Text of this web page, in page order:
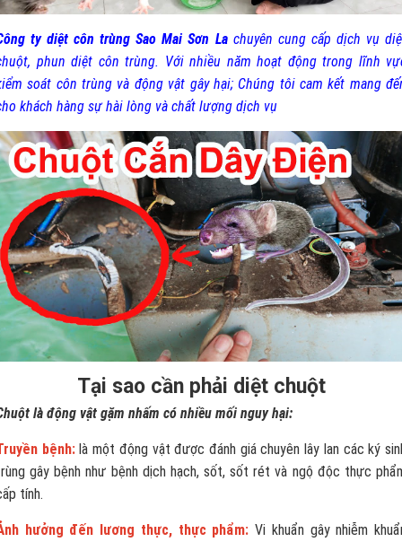
ty diệt côn trùng Sao Mai Sơn Lachuyên cung cấp dịch vụ
phun diệt côn trùng. Với nhiều năm hoạt động trong lĩnh
soát côn trùng và động vật gây hại; Chúng tôi cam kết mang
khách hàng sự hài lòng và chất lượng dịch vụ
Tại sao cần phải diệt chuột
là động vật gặm nhấm có nhiều mối nguy hại:
bệnh:là một động vật được đánh giá chuyên lây lan các ký
gây bệnh như bệnh dịch hạch, sốt, sốt rét và ngộ độc thực
tính.
hưởng đến lương thực, thực phẩm: Vi khuẩn gây nhiễm